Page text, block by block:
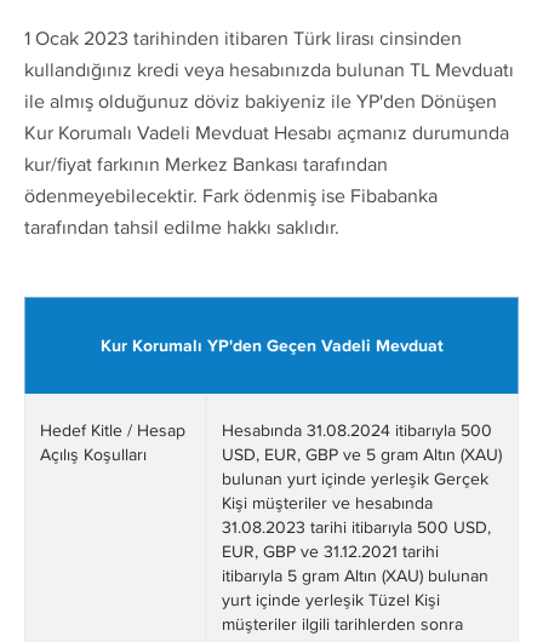
1 Ocak 2023 tarihinden itibaren Türk lirası cinsinden
kullandığınız kredi veya hesabınızda bulunan TL Mevduatı
ile almış olduğunuz döviz bakiyeniz ile YP'den Dönüşen
Kur Korumalı Vadeli Mevduat Hesabı açmanız durumunda
kur/fiyat farkının Merkez Bankası tarafından
ödenmeyebilecektir. Fark ödenmiş ise Fibabanka
tarafından tahsil edilme hakkı saklıdır.
Kur Korumalı YP'den Geçen Vadeli Mevduat
Hedef Kitle / Hesap
Açılış Koşulları
Hesabında 31.08.2024 itibarıyla 500
USD, EUR, GBP ve 5 gram Altın (XAU)
bulunan yurt içinde yerleşik Gerçek
Kişi müşteriler ve hesabında
31.08.2023 tarihi itibarıyla 500 USD,
EUR, GBP ve 31.12.2021 tarihi
itibarıyla 5 gram Altın (XAU) bulunan
yurt içinde yerleşik Tüzel Kişi
müşteriler ilgili tarihlerden sonra